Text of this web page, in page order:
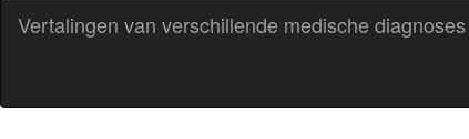
Vertalingen van verschillende medische diagnoses